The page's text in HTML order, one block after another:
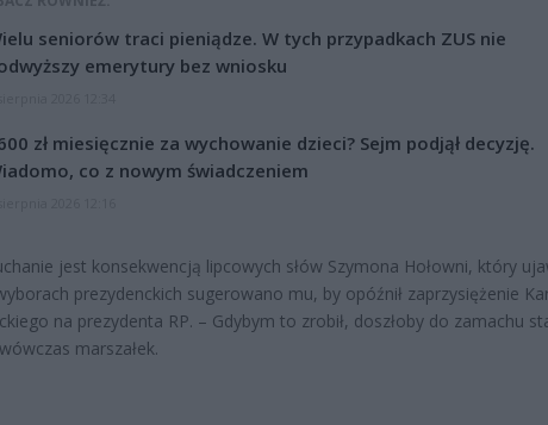
seniorów traci pieniądze. W tych przypadkach ZUS nie
emerytury bez wniosku
zł miesięcznie za wychowanie dzieci? Sejm podjął decyzję.
co z nowym świadczeniem
jest konsekwencją lipcowych słów Szymona Hołowni, który
prezydenckich sugerowano mu, by opóźnił zaprzysiężenie
na prezydenta RP. – Gdybym to zrobił, doszłoby do zamachu
marszałek.